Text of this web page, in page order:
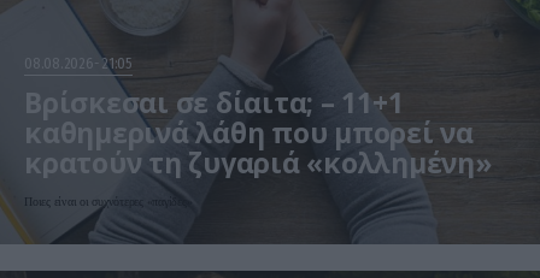
08.08.2026 21:05
Βρίσκεσαι σε δίαιτα; – 11+1
καθημερινά λάθη που μπορεί να
κρατούν τη ζυγαριά «κολλημένη»
Ποιες είναι οι συχνότερες «παγίδες»